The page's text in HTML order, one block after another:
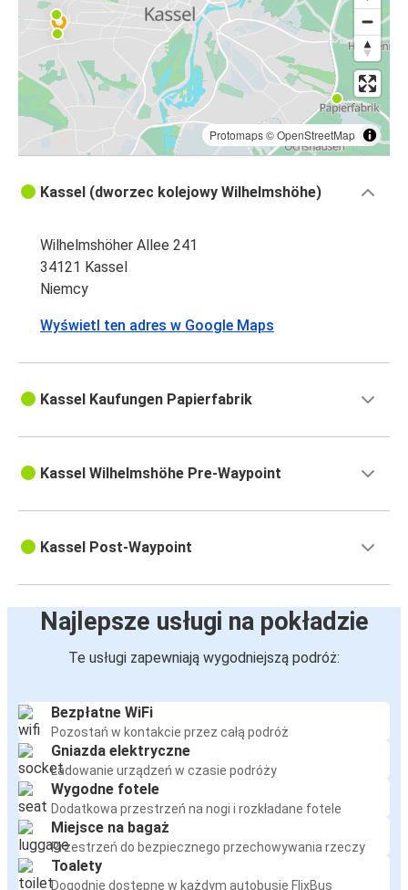
Protomaps©OpenStreetMap
Kassel (dworzec kolejowy Wilhelmshöhe)
Wilhelmshöher Allee 241
34121 Kassel
Niemcy
Wyświetl ten adres w Google Maps
Kassel Kaufungen Papierfabrik
Kassel Wilhelmshöhe Pre-Waypoint
Kassel Post-Waypoint
Najlepsze usługi na pokładzie
Te usługi zapewniają wygodniejszą podróż:
Bezpłatne WiFi
Pozostań w kontakcie przez całą podróż
Gniazda elektryczne
Ładowanie urządzeń w czasie podróży
Wygodne fotele
Dodatkowa przestrzeń na nogi i rozkładane fotele
Miejsce na bagaż
Przestrzeń do bezpiecznego przechowywania rzeczy
Toalety
Dogodnie dostępne w każdym autobusie FlixBus